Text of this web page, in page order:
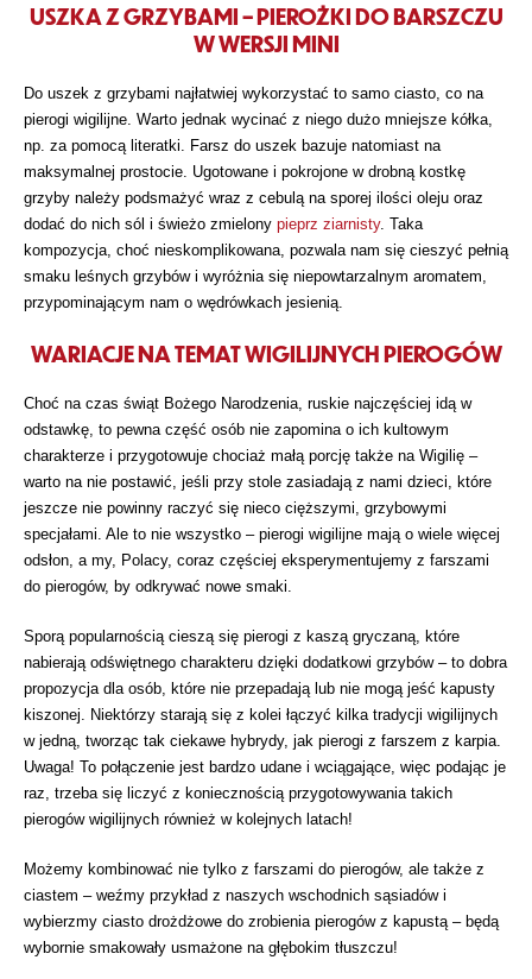
USZKA Z GRZYBAMI – PIEROŻKI DO BARSZCZU
W WERSJI MINI
Do uszek z grzybami najłatwiej wykorzystać to samo ciasto, co na
pierogi wigilijne. Warto jednak wycinać z niego dużo mniejsze kółka,
np. za pomocą literatki. Farsz do uszek bazuje natomiast na
maksymalnej prostocie. Ugotowane i pokrojone w drobną kostkę
grzyby należy podsmażyć wraz z cebulą na sporej ilości oleju oraz
dodać do nich sól i świeżo zmielony pieprz ziarnisty. Taka
kompozycja, choć nieskomplikowana, pozwala nam się cieszyć pełnią
smaku leśnych grzybów i wyróżnia się niepowtarzalnym aromatem,
przypominającym nam o wędrówkach jesienią.
WARIACJE NA TEMAT WIGILIJNYCH PIEROGÓW
Choć na czas świąt Bożego Narodzenia, ruskie najczęściej idą w
odstawkę, to pewna część osób nie zapomina o ich kultowym
charakterze i przygotowuje chociaż małą porcję także na Wigilię –
warto na nie postawić, jeśli przy stole zasiadają z nami dzieci, które
jeszcze nie powinny raczyć się nieco cięższymi, grzybowymi
specjałami. Ale to nie wszystko – pierogi wigilijne mają o wiele więcej
odsłon, a my, Polacy, coraz częściej eksperymentujemy z farszami
do pierogów, by odkrywać nowe smaki.
Sporą popularnością cieszą się pierogi z kaszą gryczaną, które
nabierają odświętnego charakteru dzięki dodatkowi grzybów – to dobra
propozycja dla osób, które nie przepadają lub nie mogą jeść kapusty
kiszonej. Niektórzy starają się z kolei łączyć kilka tradycji wigilijnych
w jedną, tworząc tak ciekawe hybrydy, jak pierogi z farszem z karpia.
Uwaga! To połączenie jest bardzo udane i wciągające, więc podając je
raz, trzeba się liczyć z koniecznością przygotowywania takich
pierogów wigilijnych również w kolejnych latach!
Możemy kombinować nie tylko z farszami do pierogów, ale także z
ciastem – weźmy przykład z naszych wschodnich sąsiadów i
wybierzmy ciasto drożdżowe do zrobienia pierogów z kapustą – będą
wybornie smakowały usmażone na głębokim tłuszczu!